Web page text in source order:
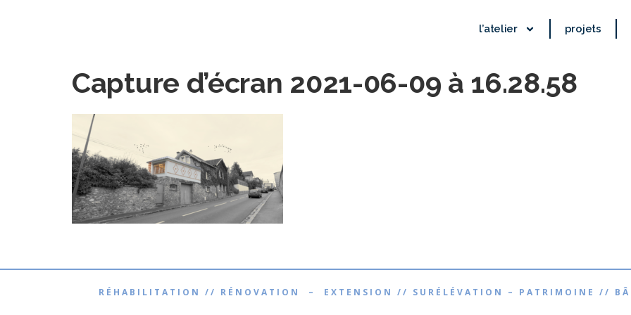
l’atelier projets
Capture d’écran 2021-06-09 à 16.28.58
RÉHABILITATION // RÉNOVATION – EXTENSION // SURÉLÉVATION – PATRIMOINE //